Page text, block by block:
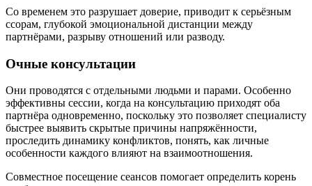
Со временем это разрушает доверие, приводит к серьёзным
ссорам, глубокой эмоциональной дистанции между
партнёрами, разрыву отношений или разводу.
Очные консультации
Они проводятся с отдельными людьми и парами. Особенно
эффективны сессии, когда на консультацию приходят оба
партнёра одновременно, поскольку это позволяет специалисту
быстрее выявить скрытые причины напряжённости,
проследить динамику конфликтов, понять, как личные
особенности каждого влияют на взаимоотношения.
Совместное посещение сеансов помогает определить корень